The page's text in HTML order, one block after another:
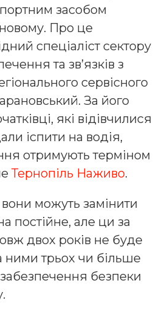
засобом
Про це
спеціаліст сектору
та зв’язків з
сервісного
За його
які відівчилися
іспити на водія,
отримують терміном
Тернопіль Наживо.
можуть замінити
постійне, але ци за
двох років не буде
ними трьох чи більше
безпеки